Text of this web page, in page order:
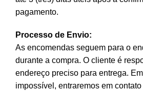
pagamento.
Processo de Envio:
As encomendas seguem para o
durante a compra. O cliente é
endereço preciso para entrega.
impossível, entraremos em